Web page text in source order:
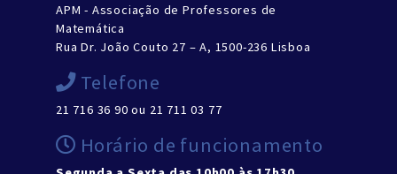
APM - Associação de Professores de
Matemática
Rua Dr. João Couto 27 – A, 1500-236 Lisboa
Telefone
21 716 36 90 ou 21 711 03 77
Horário de funcionamento